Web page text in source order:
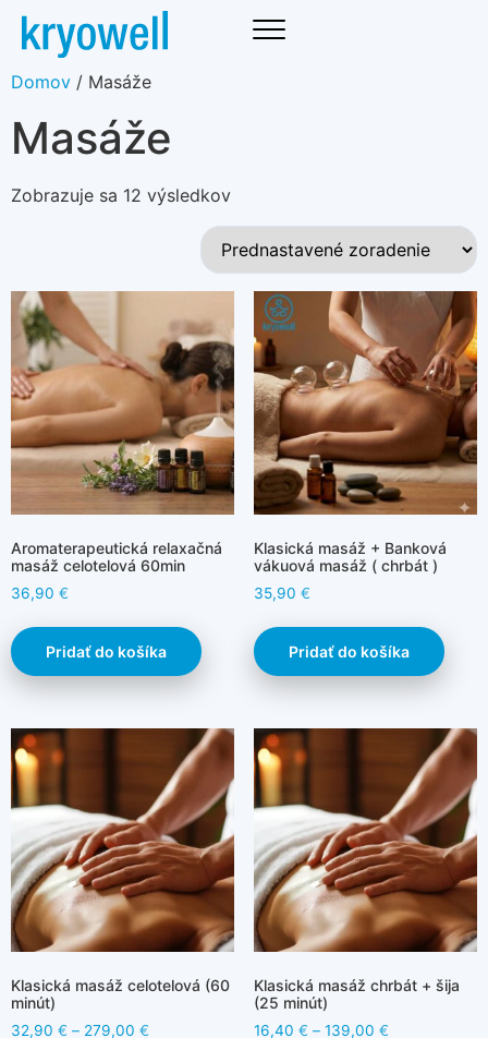
Domov / Masáže
Masáže
Zobrazuje sa 12 výsledkov
Aromaterapeutická relaxačná
masáž celotelová 60min
36,90 €
Pridať do košíka
Klasická masáž + Banková
vákuová masáž ( chrbát )
35,90 €
Pridať do košíka
Klasická masáž celotelová (60
minút)
32,90 € – 279,00 €
Klasická masáž chrbát + šija
(25 minút)
16,40 € – 139,00 €